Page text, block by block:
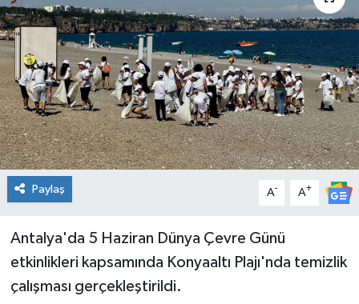
Paylaş A- A+
Antalya'da 5 Haziran Dünya Çevre Günü
etkinlikleri kapsamında Konyaaltı Plajı'nda temizlik
çalışması gerçekleştirildi.
Medya
Politika
Sağlık
Spor
Turizm